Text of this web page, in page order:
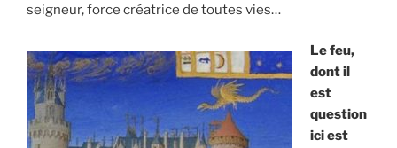
seigneur, force créatrice de toutes vies…
Le feu,
dont il
est
question
ici est